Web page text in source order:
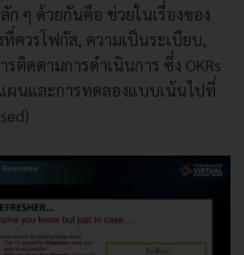
ๆ ด้วยกันคือ ช่วยในเรื่องของ
ควรโฟกัส, ความเป็นระเบียบ,
ติดตามการดำเนินการ ซึ่ง OKRs
ผนและการทดลองแบบเน้นไปที่